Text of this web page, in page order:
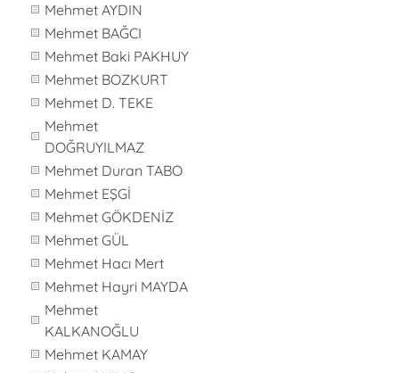
Mehmet AYDIN
Mehmet BAĞCI
Mehmet Baki PAKHUY
Mehmet BOZKURT
Mehmet D. TEKE
Mehmet
DOĞRUYILMAZ
Mehmet Duran TABO
Mehmet EŞGİ
Mehmet GÖKDENİZ
Mehmet GÜL
Mehmet Hacı Mert
Mehmet Hayri MAYDA
Mehmet
KALKANOĞLU
Mehmet KAMAY